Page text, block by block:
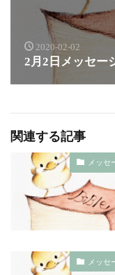
2020-02-02
2月2日メッセー
関連する記事
メッセ
メッセ